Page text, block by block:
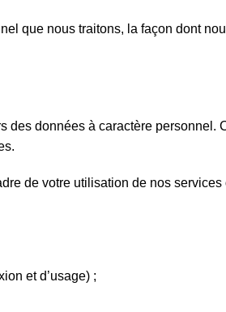
que nous traitons, la façon dont
données à caractère
de votre utilisation de nos
et d’usage) ;